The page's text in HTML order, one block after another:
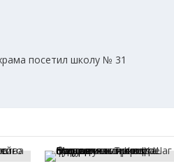
посетил школу № 31